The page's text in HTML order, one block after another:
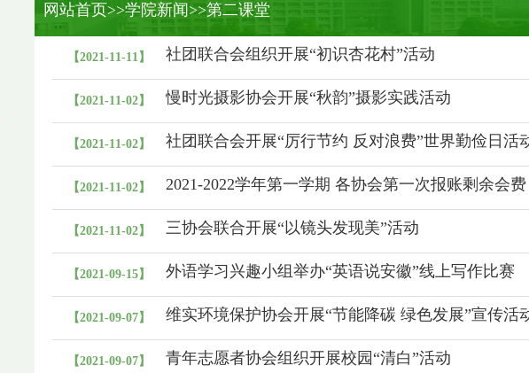
网站首页>>学院新闻>>第二课堂
【2021-11-11】 社团联合会组织开展“初识杏花村”活动
【2021-11-02】 慢时光摄影协会开展“秋韵”摄影实践活动
【2021-11-02】 社团联合会开展“厉行节约 反对浪费”世界勤俭日活
【2021-11-02】 2021-2022学年第一学期 各协会第一次报账剩余会费
【2021-11-02】 三协会联合开展“以镜头发现美”活动
【2021-09-15】 外语学习兴趣小组举办“英语说安徽”线上写作比赛
【2021-09-07】 维实环境保护协会开展“节能降碳 绿色发展”宣传活
【2021-09-07】 青年志愿者协会组织开展校园“清白”活动